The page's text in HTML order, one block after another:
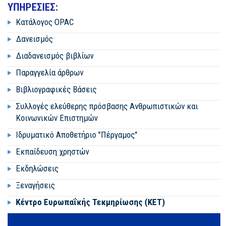
ΥΠΗΡΕΣΙΕΣ:
Κατάλογος OPAC
Δανεισμός
Διαδανεισμός βιβλίων
Παραγγελία άρθρων
Βιβλιογραφικές Βάσεις
Συλλογές ελεύθερης πρόσβασης Ανθρωπιστικών και
Κοινωνικών Επιστημών
Ιδρυματικό Αποθετήριο "Πέργαμος"
Εκπαίδευση χρηστών
Εκδηλώσεις
Ξεναγήσεις
Κέντρο Ευρωπαΐκής Τεκμηρίωσης (ΚΕΤ)